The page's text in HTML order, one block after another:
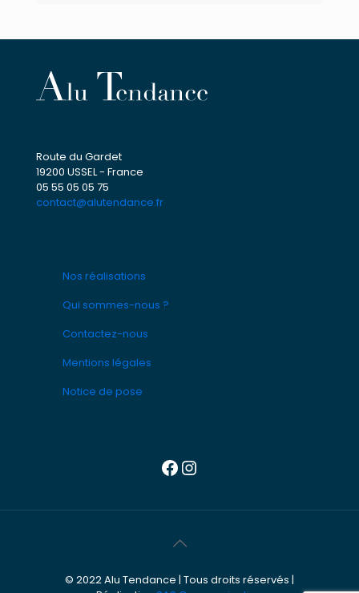
Route du Gardet
19200 USSEL - France
05 55 05 05 75
contact@alutendance.fr
Nos réalisations
Qui sommes-nous ?
Contactez-nous
Mentions légales
Notice de pose
Facebook
Instagram
© 2022 Alu Tendance | Tous droits réservés |